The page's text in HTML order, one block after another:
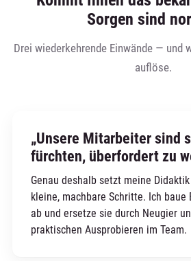
Sorgen sind
Drei wiederkehrende Einwände — und
auflöse.
„Unsere Mitarbeiter sind
fürchten, überfordert zu
Genau deshalb setzt meine
kleine, machbare Schritte. Ich baue
ab und ersetze sie durch Neugier
praktischen Ausprobieren im Team.